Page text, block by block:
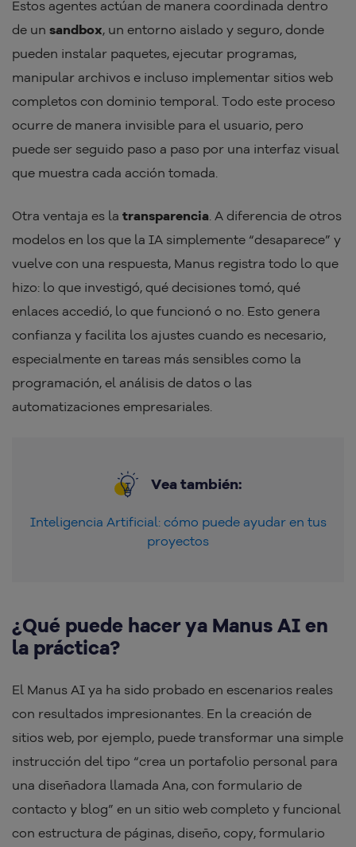
Estos agentes actúan de manera coordinada dentro
de un sandbox, un entorno aislado y seguro, donde
pueden instalar paquetes, ejecutar programas,
manipular archivos e incluso implementar sitios web
completos con dominio temporal. Todo este proceso
ocurre de manera invisible para el usuario, pero
puede ser seguido paso a paso por una interfaz visual
que muestra cada acción tomada.
Otra ventaja es la transparencia. A diferencia de otros
modelos en los que la IA simplemente “desaparece” y
vuelve con una respuesta, Manus registra todo lo que
hizo: lo que investigó, qué decisiones tomó, qué
enlaces accedió, lo que funcionó o no. Esto genera
confianza y facilita los ajustes cuando es necesario,
especialmente en tareas más sensibles como la
programación, el análisis de datos o las
automatizaciones empresariales.
Vea también:
Inteligencia Artificial: cómo puede ayudar en tus
proyectos
¿Qué puede hacer ya Manus AI en
la práctica?
El Manus AI ya ha sido probado en escenarios reales
con resultados impresionantes. En la creación de
sitios web, por ejemplo, puede transformar una simple
instrucción del tipo “crea un portafolio personal para
una diseñadora llamada Ana, con formulario de
contacto y blog” en un sitio web completo y funcional
con estructura de páginas, diseño, copy, formulario